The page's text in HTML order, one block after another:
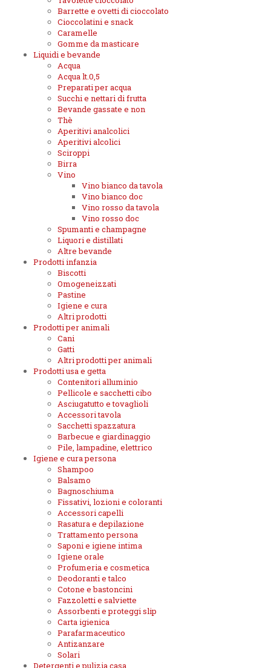
Barrette e ovetti di cioccolato
Cioccolatini e snack
Caramelle
Gomme da masticare
Liquidi e bevande
Acqua
Acqua lt.0,5
Preparati per acqua
Succhi e nettari di frutta
Bevande gassate e non
Thè
Aperitivi analcolici
Aperitivi alcolici
Sciroppi
Birra
Vino
Vino bianco da tavola
Vino bianco doc
Vino rosso da tavola
Vino rosso doc
Spumanti e champagne
Liquori e distillati
Altre bevande
Prodotti infanzia
Biscotti
Omogeneizzati
Pastine
Igiene e cura
Altri prodotti
Prodotti per animali
Cani
Gatti
Altri prodotti per animali
Prodotti usa e getta
Contenitori alluminio
Pellicole e sacchetti cibo
Asciugatutto e tovaglioli
Accessori tavola
Sacchetti spazzatura
Barbecue e giardinaggio
Pile, lampadine, elettrico
Igiene e cura persona
Shampoo
Balsamo
Bagnoschiuma
Fissativi, lozioni e coloranti
Accessori capelli
Rasatura e depilazione
Trattamento persona
Saponi e igiene intima
Igiene orale
Profumeria e cosmetica
Deodoranti e talco
Cotone e bastoncini
Fazzoletti e salviette
Assorbenti e proteggi slip
Carta igienica
Parafarmaceutico
Antizanzare
Solari
Detergenti e pulizia casa